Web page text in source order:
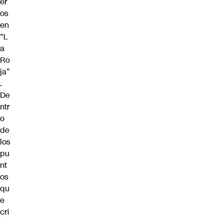
os
en
“L
a
Ro
ja”
.
De
ntr
o
de
los
pu
nt
os
qu
e
cri